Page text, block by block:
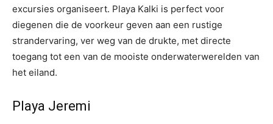
excursies organiseert. Playa Kalki is perfect voor
diegenen die de voorkeur geven aan een rustige
strandervaring, ver weg van de drukte, met directe
toegang tot een van de mooiste onderwaterwerelden van
het eiland.
Playa Jeremi